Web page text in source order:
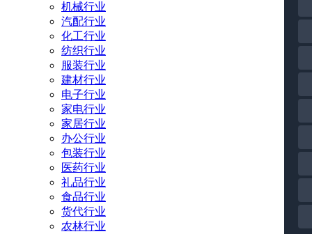
机械行业
汽配行业
化工行业
纺织行业
服装行业
建材行业
电子行业
家电行业
家居行业
办公行业
包装行业
医药行业
礼品行业
食品行业
货代行业
农林行业